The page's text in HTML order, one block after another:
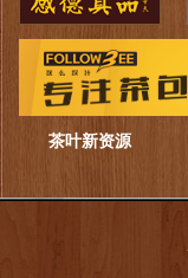
茶叶新资源